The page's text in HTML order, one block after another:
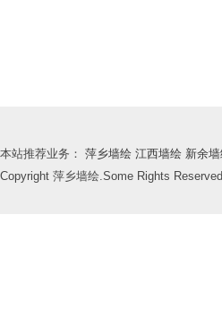
本站推荐业务： 萍乡墙绘 江西墙绘 新余
Copyright 萍乡墙绘.Some Rights